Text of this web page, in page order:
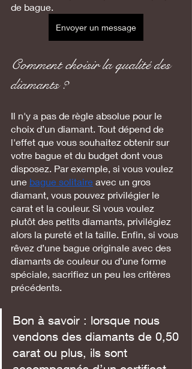
de bague.
Envoyer un message
Comment choisir la qualité des
diamants ?
Il n'y a pas de règle absolue pour le
choix d’un diamant. Tout dépend de
l'effet que vous souhaitez obtenir sur
votre bague et du budget dont vous
disposez. Par exemple, si vous voulez
une bague solitaire avec un gros
diamant, vous pouvez privilégier le
carat et la couleur. Si vous voulez
plutôt des petits diamants, privilégiez
alors la pureté et la taille. Enfin, si vous
rêvez d’une bague originale avec des
diamants de couleur ou d’une forme
spéciale, sacrifiez un peu les critères
précédents.
Bon à savoir : lorsque nous
vendons des diamants de 0,50
carat ou plus, ils sont